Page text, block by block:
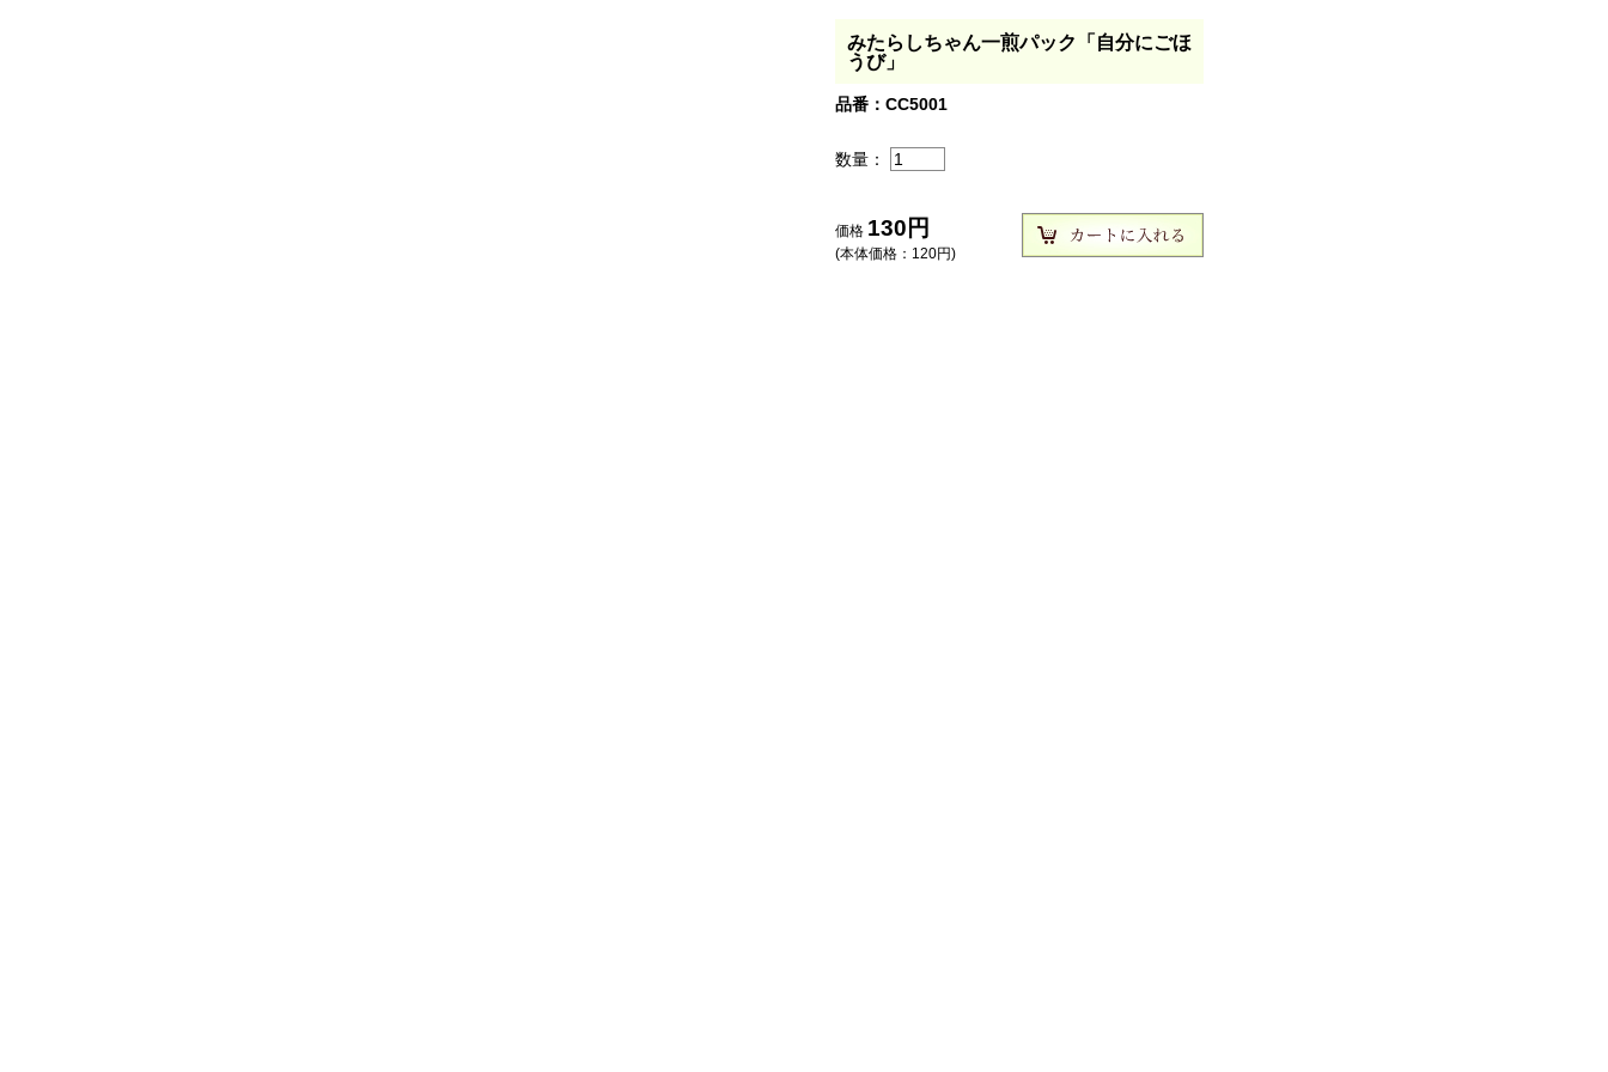
みたらしちゃん一煎パック「自分にごほ
うび」
品番：CC5001
数量：
価格 130 円
(本体価格： 120円)